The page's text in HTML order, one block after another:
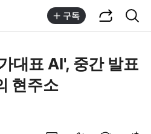
구독
대표 AI', 중간 발표
현주소